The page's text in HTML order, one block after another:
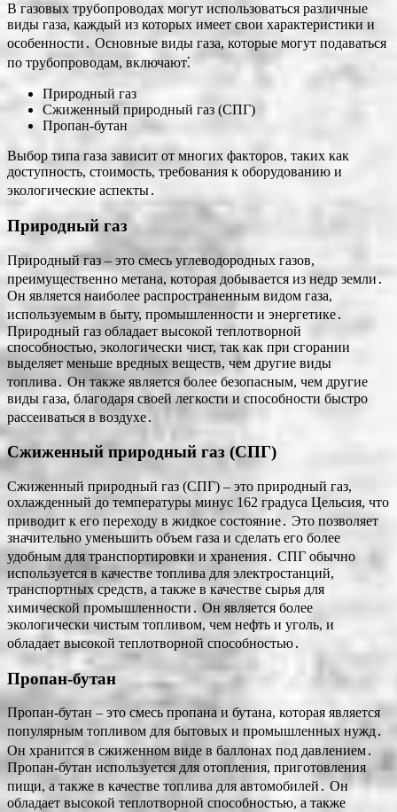
В газовых трубопроводах могут использоваться различные
виды газа, каждый из которых имеет свои характеристики и
особенности․ Основные виды газа, которые могут подаваться
по трубопроводам, включают⁚
Природный газ
Сжиженный природный газ (СПГ)
Пропан-бутан
Выбор типа газа зависит от многих факторов, таких как
доступность, стоимость, требования к оборудованию и
экологические аспекты․
Природный газ
Природный газ – это смесь углеводородных газов,
преимущественно метана, которая добывается из недр земли․
Он является наиболее распространенным видом газа,
используемым в быту, промышленности и энергетике․
Природный газ обладает высокой теплотворной
способностью, экологически чист, так как при сгорании
выделяет меньше вредных веществ, чем другие виды
топлива․ Он также является более безопасным, чем другие
виды газа, благодаря своей легкости и способности быстро
рассеиваться в воздухе․
Сжиженный природный газ (СПГ)
Сжиженный природный газ (СПГ) – это природный газ,
охлажденный до температуры минус 162 градуса Цельсия, что
приводит к его переходу в жидкое состояние․ Это позволяет
значительно уменьшить объем газа и сделать его более
удобным для транспортировки и хранения․ СПГ обычно
используется в качестве топлива для электростанций,
транспортных средств, а также в качестве сырья для
химической промышленности․ Он является более
экологически чистым топливом, чем нефть и уголь, и
обладает высокой теплотворной способностью․
Пропан-бутан
Пропан-бутан – это смесь пропана и бутана, которая является
популярным топливом для бытовых и промышленных нужд․
Он хранится в сжиженном виде в баллонах под давлением․
Пропан-бутан используется для отопления, приготовления
пищи, а также в качестве топлива для автомобилей․ Он
обладает высокой теплотворной способностью, а также